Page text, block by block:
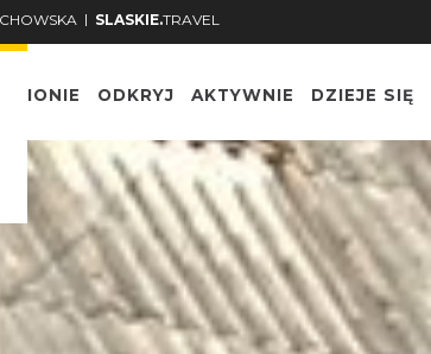
| SLASKIE.TRAVEL
ODKRYJ AKTYWNIE DZIEJE SIĘ